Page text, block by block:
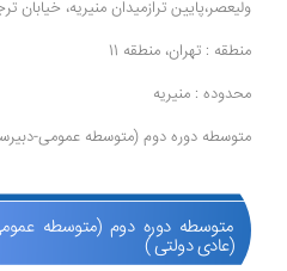
ولیعصر،پایین ترازمیدان منیریه، خیابان
منطقه : تهران، منطقه 11
محدوده : منیریه
متوسطه دوره دوم (متوسطه عمومی-
متوسطه دوره دوم (متوسطه عمومی-
(عادی دولتی )